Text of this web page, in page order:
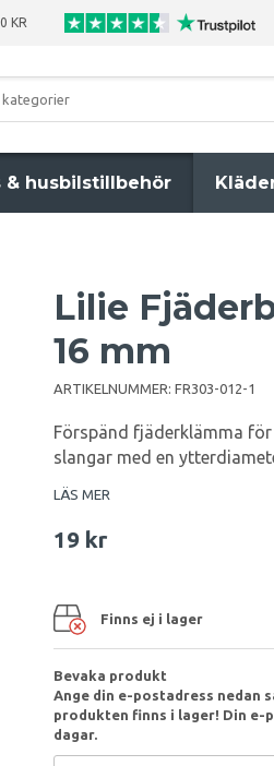
KR
& husbilstillbehör
Lilie
16 mm
ARTIKELNUMMER: FR303-012-1
Förspänd fjäderklämma
slangar med en
LÄS MER
19 kr
Finns ej i lager
Bevaka produkt
Ange din e-postadress nedan
produkten finns i lager! Din e-
dagar.